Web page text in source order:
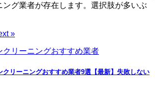
グ業者が存在します。選択肢が多いぶ
»
クリーニングおすすめ業者9選【最新】失敗しない